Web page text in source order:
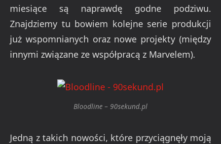
miesiące są naprawdę godne podziwu.
Znajdziemy tu bowiem kolejne serie produkcji
już wspomnianych oraz nowe projekty (między
innymi związane ze współpracą z Marvelem).
Bloodline – 90sekund.pl
Jedną z takich nowości, które przyciągnęły moją